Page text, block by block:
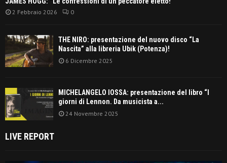
2 Febbraio 2026 0
THE NIRO: presentazione del nuovo disco “La
Nascita” alla libreria Ubik (Potenza)!
6 Dicembre 2025
MICHELANGELO IOSSA: presentazione del libro “I
giorni di Lennon. Da musicista a...
24 Novembre 2025
LIVE REPORT